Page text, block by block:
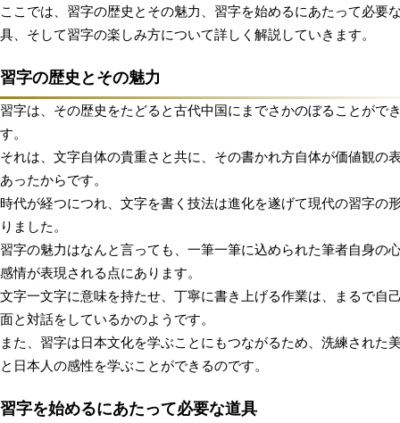
ここでは、習字の歴史とその魅力、習字を始めるにあたって必要
具、そして習字の楽しみ方について詳しく解説していきます。
習字の歴史とその魅力
習字は、その歴史をたどると古代中国にまでさかのぼることがで
す。
それは、文字自体の貴重さと共に、その書かれ方自体が価値観の
あったからです。
時代が経つにつれ、文字を書く技法は進化を遂げて現代の習字の
りました。
習字の魅力はなんと言っても、一筆一筆に込められた筆者自身の
感情が表現される点にあります。
文字一文字に意味を持たせ、丁寧に書き上げる作業は、まるで自
面と対話をしているかのようです。
また、習字は日本文化を学ぶことにもつながるため、洗練された
と日本人の感性を学ぶことができるのです。
習字を始めるにあたって必要な道具